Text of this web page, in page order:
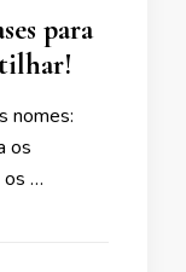
para
nomes:
os
os …